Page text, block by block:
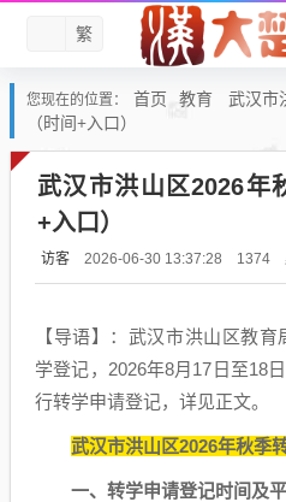
繁
您现在的位置： 首页 教育
武汉市
（时间+入口）
武汉市洪山区2026年
+入口）
访客 2026-06-30 13:37:28 1374
【导语】：武汉市洪山区教
学登记，2026年8月17日至18
行转学申请登记，详见正文。
武汉市洪山区2026年秋季
一、转学申请登记时间及